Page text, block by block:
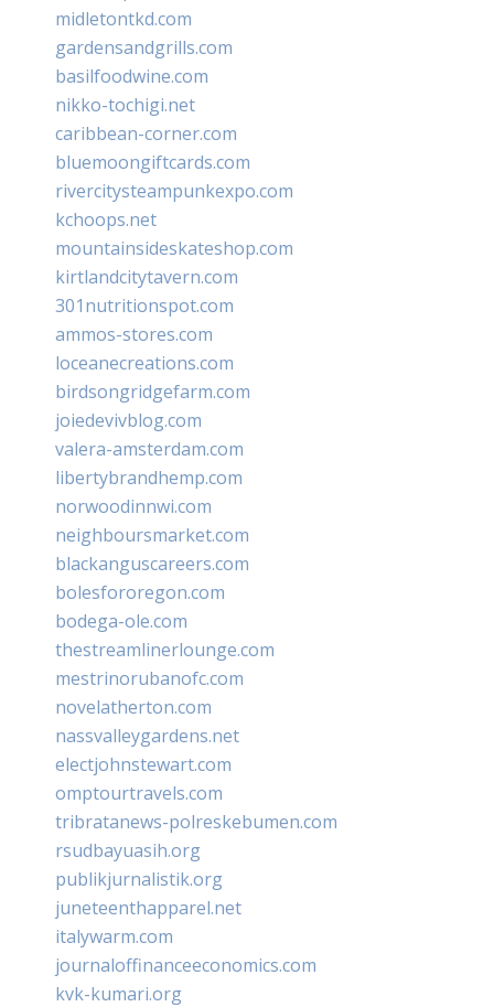
midletontkd.com
gardensandgrills.com
basilfoodwine.com
nikko-tochigi.net
caribbean-corner.com
bluemoongiftcards.com
rivercitysteampunkexpo.com
kchoops.net
mountainsideskateshop.com
kirtlandcitytavern.com
301nutritionspot.com
ammos-stores.com
loceanecreations.com
birdsongridgefarm.com
joiedevivblog.com
valera-amsterdam.com
libertybrandhemp.com
norwoodinnwi.com
neighboursmarket.com
blackanguscareers.com
bolesfororegon.com
bodega-ole.com
thestreamlinerlounge.com
mestrinorubanofc.com
novelatherton.com
nassvalleygardens.net
electjohnstewart.com
omptourtravels.com
tribratanews-polreskebumen.com
rsudbayuasih.org
publikjurnalistik.org
juneteenthapparel.net
italywarm.com
journaloffinanceeconomics.com
kvk-kumari.org